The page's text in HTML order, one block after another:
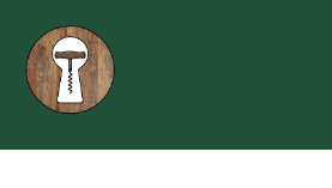
contenu